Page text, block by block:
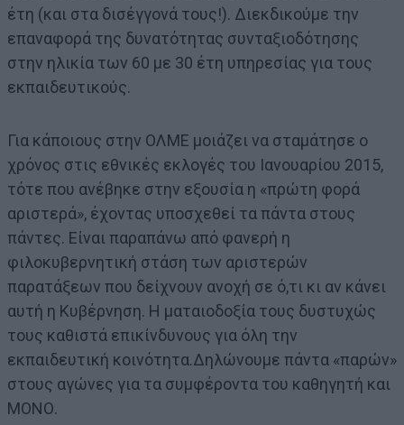
έτη (και στα δισέγγονά τους!). Διεκδικούμε την
επαναφορά της δυνατότητας συνταξιοδότησης
στην ηλικία των 60 με 30 έτη υπηρεσίας για τους
εκπαιδευτικούς.
Για κάποιους στην ΟΛΜΕ μοιάζει να σταμάτησε ο
χρόνος στις εθνικές εκλογές του Ιανουαρίου 2015,
τότε που ανέβηκε στην εξουσία η «πρώτη φορά
αριστερά», έχοντας υποσχεθεί τα πάντα στους
πάντες. Είναι παραπάνω από φανερή η
φιλοκυβερνητική στάση των αριστερών
παρατάξεων που δείχνουν ανοχή σε ό,τι κι αν κάνει
αυτή η Κυβέρνηση. Η ματαιοδοξία τους δυστυχώς
τους καθιστά επικίνδυνους για όλη την
εκπαιδευτική κοινότητα.Δηλώνουμε πάντα «παρών»
στους αγώνες για τα συμφέροντα του καθηγητή και
ΜΟΝΟ.